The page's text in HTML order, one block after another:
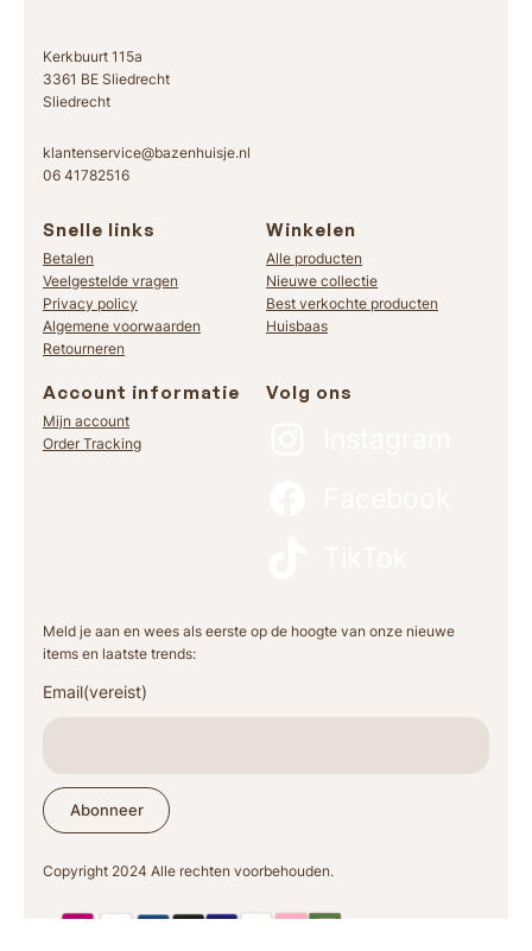
Kerkbuurt 115a
3361 BE Sliedrecht
Sliedrecht
klantenservice@bazenhuisje.nl
06 41782516
Snelle links
Betalen
Veelgestelde vragen
Privacy policy
Algemene voorwaarden
Retourneren
Winkelen
Alle producten
Nieuwe collectie
Best verkochte producten
Huisbaas
Account informatie
Mijn account
Order Tracking
Volg ons
Meld je aan en wees als eerste op de hoogte van onze nieuwe
items en laatste trends:
Email(vereist)
Abonneer
Copyright 2024 Alle rechten voorbehouden.